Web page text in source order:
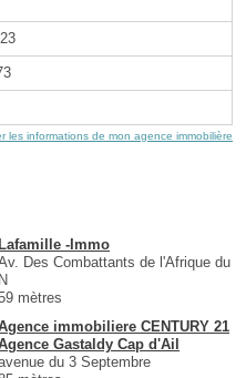
les informations de mon agence immobilière
Lafamille -Immo
Des Combattants de l'Afrique du
N
mètres
immobiliere CENTURY 21
Gastaldy Cap d'Ail
du 3 Septembre